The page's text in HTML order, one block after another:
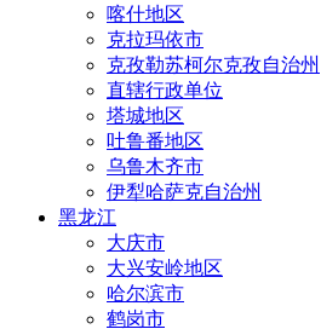
喀什地区
克拉玛依市
克孜勒苏柯尔克孜自治州
直辖行政单位
塔城地区
吐鲁番地区
乌鲁木齐市
伊犁哈萨克自治州
黑龙江
大庆市
大兴安岭地区
哈尔滨市
鹤岗市